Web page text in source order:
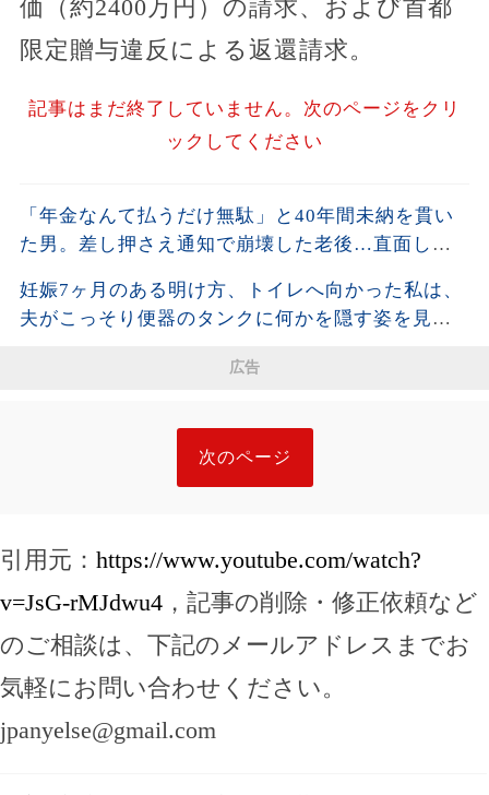
価（約2400万円）の請求、および首都
限定贈与違反による返還請求。
記事はまだ終了していません。次のページをクリ
ックしてください
「年金なんて払うだけ無駄」と40年間未納を貫い
た男。差し押さえ通知で崩壊した老後…直面した
妊娠7ヶ月のある明け方、トイレへ向かった私は、
夫がこっそり便器のタンクに何かを隠す姿を見て
は声も出せず凍りついた――
広告
次のページ
引用元： https://www.youtube.com/watch?
v=JsG-rMJdwu4 ，記事の削除・修正依頼など
のご相談は、下記のメールアドレスまでお
気軽にお問い合わせください。
jpanyelse@gmail.com